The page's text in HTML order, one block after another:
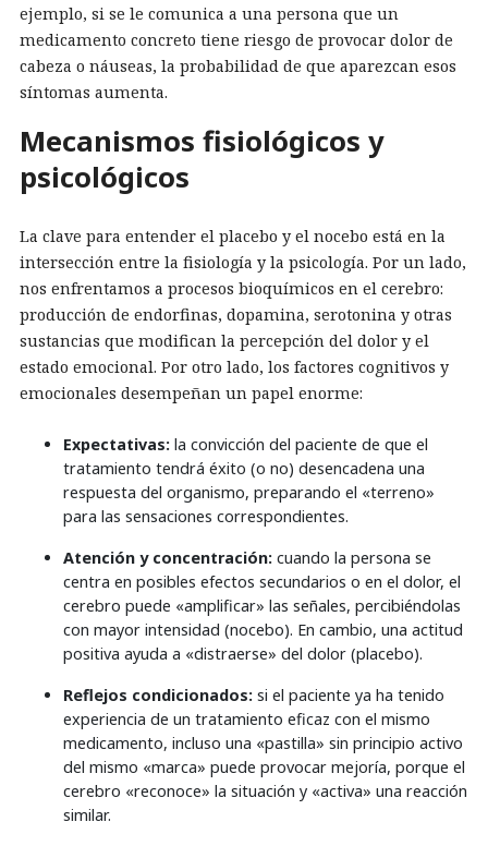
ejemplo, si se le comunica a una persona que un
medicamento concreto tiene riesgo de provocar dolor de
cabeza o náuseas, la probabilidad de que aparezcan esos
síntomas aumenta.
Mecanismos fisiológicos y
psicológicos
La clave para entender el placebo y el nocebo está en la
intersección entre la fisiología y la psicología. Por un lado,
nos enfrentamos a procesos bioquímicos en el cerebro:
producción de endorfinas, dopamina, serotonina y otras
sustancias que modifican la percepción del dolor y el
estado emocional. Por otro lado, los factores cognitivos y
emocionales desempeñan un papel enorme:
Expectativas: la convicción del paciente de que el
tratamiento tendrá éxito (o no) desencadena una
respuesta del organismo, preparando el «terreno»
para las sensaciones correspondientes.
Atención y concentración: cuando la persona se
centra en posibles efectos secundarios o en el dolor, el
cerebro puede «amplificar» las señales, percibiéndolas
con mayor intensidad (nocebo). En cambio, una actitud
positiva ayuda a «distraerse» del dolor (placebo).
Reflejos condicionados: si el paciente ya ha tenido
experiencia de un tratamiento eficaz con el mismo
medicamento, incluso una «pastilla» sin principio activo
del mismo «marca» puede provocar mejoría, porque el
cerebro «reconoce» la situación y «activa» una reacción
similar.